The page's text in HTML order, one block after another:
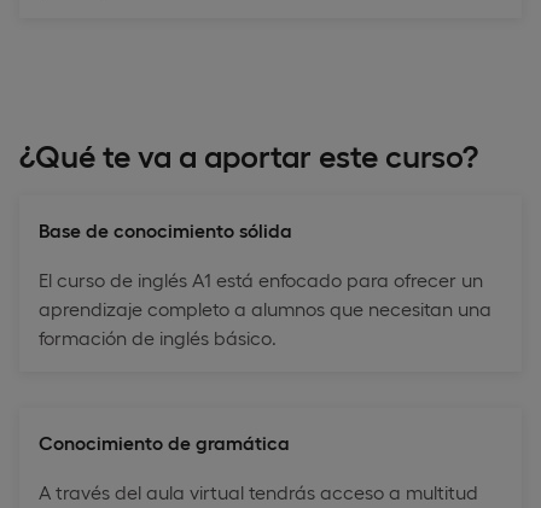
¿Qué te va a aportar este curso?
Base de conocimiento sólida
El curso de inglés A1 está enfocado para ofrecer un
aprendizaje completo a alumnos que necesitan una
formación de inglés básico.
Conocimiento de gramática
A través del aula virtual tendrás acceso a multitud